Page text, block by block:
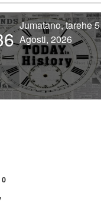
Jumatano, tarehe 5
Agosti, 2026